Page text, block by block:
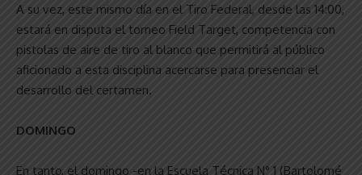
A su vez, este mismo día en el Tiro Federal, desde las 14:00,
estará en disputa el torneo Field Target, competencia con
pistolas de aire de tiro al blanco que permitirá al público
aficionado a esta disciplina acercarse para presenciar el
desarrollo del certamen.
DOMINGO
En tanto, el domingo -en la Escuela Técnica N° 1 (Bartolomé